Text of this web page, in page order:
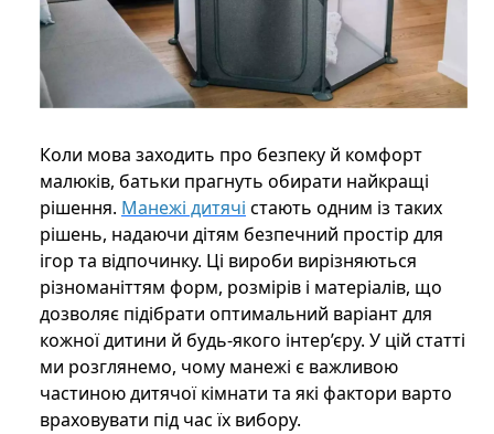
Коли мова заходить про безпеку й комфорт
малюків, батьки прагнуть обирати найкращі
рішення. Манежі дитячі стають одним із таких
рішень, надаючи дітям безпечний простір для
ігор та відпочинку. Ці вироби вирізняються
різноманіттям форм, розмірів і матеріалів, що
дозволяє підібрати оптимальний варіант для
кожної дитини й будь-якого інтер’єру. У цій статті
ми розглянемо, чому манежі є важливою
частиною дитячої кімнати та які фактори варто
враховувати під час їх вибору.